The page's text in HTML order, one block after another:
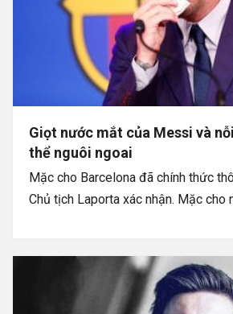
Giọt nước mắt của Messi và
thể nguôi ngoai
Mặc cho Barcelona đã chính thức
Chủ tịch Laporta xác nhận. Mặc cho